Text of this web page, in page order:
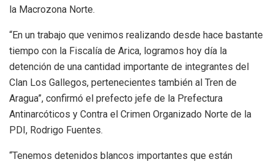
la Macrozona Norte.
“En un trabajo que venimos realizando desde hace bastante
tiempo con la Fiscalía de Arica, logramos hoy día la
detención de una cantidad importante de integrantes del
Clan Los Gallegos, pertenecientes también al Tren de
Aragua”, confirmó el prefecto jefe de la Prefectura
Antinarcóticos y Contra el Crimen Organizado Norte de la
PDI, Rodrigo Fuentes.
“Tenemos detenidos blancos importantes que están